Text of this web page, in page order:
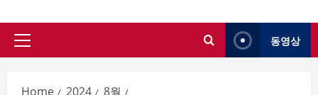
Primary
동영상
Home 2024
8월